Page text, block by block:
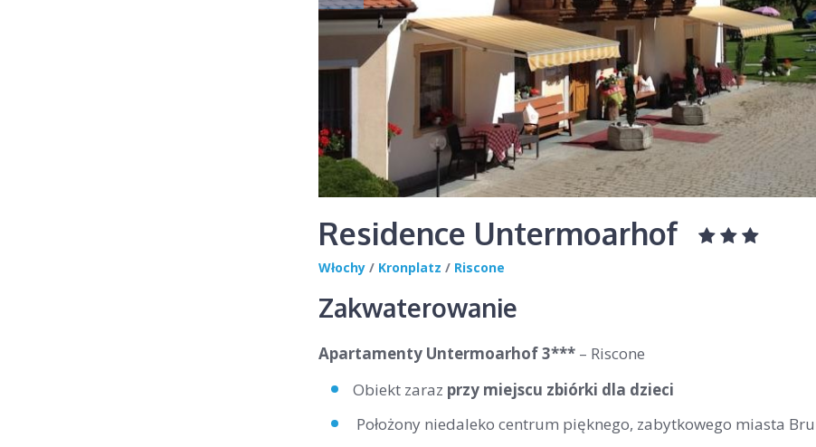
Residence Untermoarhof
Włochy / Kronplatz / Riscone
Zakwaterowanie
Apartamenty Untermoarhof 3*** – Riscone
Obiekt zaraz przy miejscu zbiórki dla dzieci
Położony niedaleko centrum pięknego, zabytkowego miasta